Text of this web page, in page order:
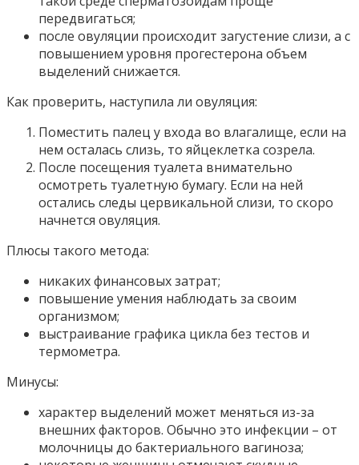
передвигаться;
после овуляции происходит загустение слизи, а с
повышением уровня прогестерона объем
выделений снижается.
Как проверить, наступила ли овуляция:
Поместить палец у входа во влагалище, если на
нем осталась слизь, то яйцеклетка созрела.
После посещения туалета внимательно
осмотреть туалетную бумагу. Если на ней
остались следы цервикальной слизи, то скоро
начнется овуляция.
Плюсы такого метода:
никаких финансовых затрат;
повышение умения наблюдать за своим
организмом;
выстраивание графика цикла без тестов и
термометра.
Минусы:
характер выделений может меняться из-за
внешних факторов. Обычно это инфекции – от
молочницы до бактериального вагиноза;